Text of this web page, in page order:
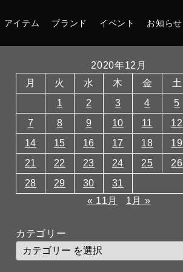
アイテム ブランド イベント お知らせ
2020年12月
月
火 水 木 金 土
1
2 3 4 5
7
8 9 10 11 12
14
15 16 17 18 19
21
22 23 24 25 26
28
29 30
31
« 11月
1月 »
カテゴリー